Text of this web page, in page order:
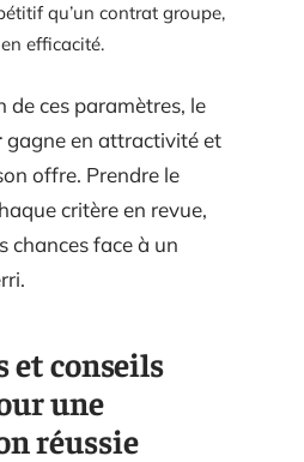
qu’un contrat groupe,
efficacité.
de ces paramètres, le
gagne en attractivité et
offre. Prendre le
critère en revue,
chances face à un
et conseils
une
réussie